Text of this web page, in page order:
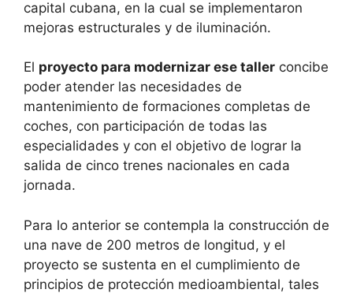
capital cubana, en la cual se implementaron
mejoras estructurales y de iluminación.
El proyecto para modernizar ese taller concibe
poder atender las necesidades de
mantenimiento de formaciones completas de
coches, con participación de todas las
especialidades y con el objetivo de lograr la
salida de cinco trenes nacionales en cada
jornada.
Para lo anterior se contempla la construcción de
una nave de 200 metros de longitud, y el
proyecto se sustenta en el cumplimiento de
principios de protección medioambiental, tales